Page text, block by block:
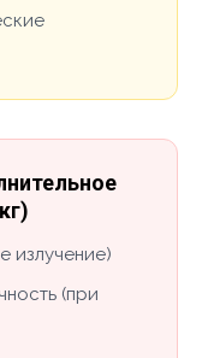
излучение)
(при